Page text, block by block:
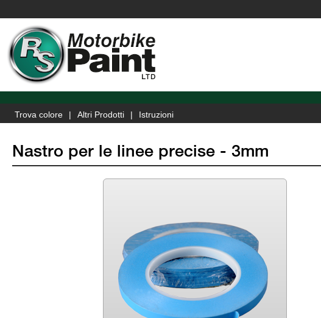
Trova colore Altri Prodotti Istruzioni
Nastro per le linee precise - 3mm